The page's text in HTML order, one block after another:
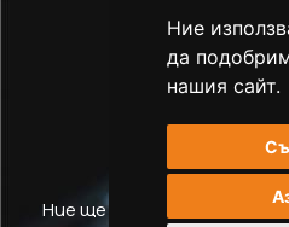
Ние
да
нашия сайт.
Share
Ние ще изработим с